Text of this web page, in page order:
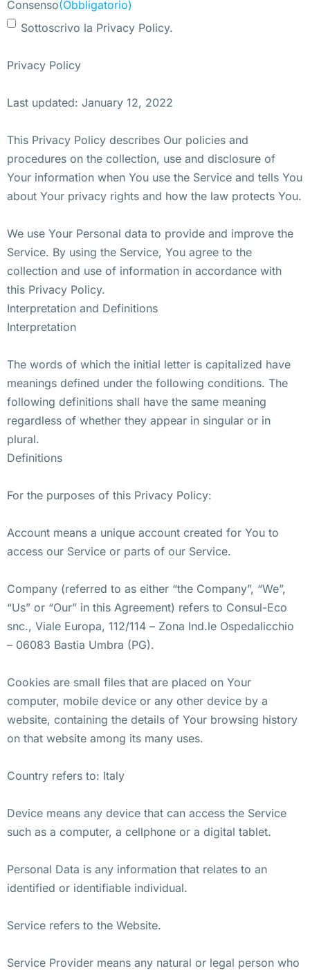
Consenso(Obbligatorio)
Sottoscrivo la Privacy Policy.
Privacy Policy
Last updated: January 12, 2022
This Privacy Policy describes Our policies and
procedures on the collection, use and disclosure of
Your information when You use the Service and tells You
about Your privacy rights and how the law protects You.
We use Your Personal data to provide and improve the
Service. By using the Service, You agree to the
collection and use of information in accordance with
this Privacy Policy.
Interpretation and Definitions
Interpretation
The words of which the initial letter is capitalized have
meanings defined under the following conditions. The
following definitions shall have the same meaning
regardless of whether they appear in singular or in
plural.
Definitions
For the purposes of this Privacy Policy:
Account means a unique account created for You to
access our Service or parts of our Service.
Company (referred to as either “the Company”, “We”,
“Us” or “Our” in this Agreement) refers to Consul-Eco
snc., Viale Europa, 112/114 – Zona Ind.le Ospedalicchio
– 06083 Bastia Umbra (PG).
Cookies are small files that are placed on Your
computer, mobile device or any other device by a
website, containing the details of Your browsing history
on that website among its many uses.
Country refers to: Italy
Device means any device that can access the Service
such as a computer, a cellphone or a digital tablet.
Personal Data is any information that relates to an
identified or identifiable individual.
Service refers to the Website.
Service Provider means any natural or legal person who